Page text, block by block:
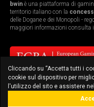
bwin è una piattaforma di
territorio italiano con la
delle Dogane e dei Monopoli -
maggiori informazioni consulta
Cliccando su “Accetta tutti i
cookie sul dispositivo per
l'utilizzo del sito e assistere